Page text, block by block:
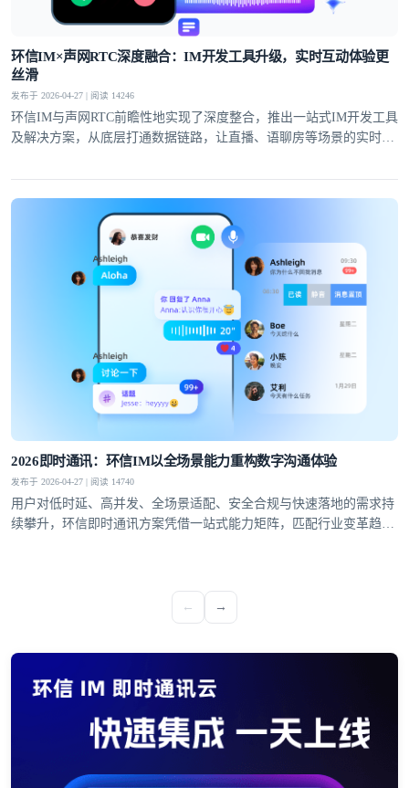
环信IM×声网RTC深度融合：IM开发工具升级，实时互动体验更
丝滑
发布于 2026-04-27 | 阅读 14246
环信IM与声网RTC前瞻性地实现了深度整合，推出一站式IM开发工具
及解决方案，从底层打通数据链路，让直播、语聊房等场景的实时互
2026即时通讯：环信IM以全场景能力重构数字沟通体验
发布于 2026-04-27 | 阅读 14740
用户对低时延、高并发、全场景适配、安全合规与快速落地的需求持
续攀升，环信即时通讯方案凭借一站式能力矩阵，匹配行业变革趋
← →
提交
不了，谢谢